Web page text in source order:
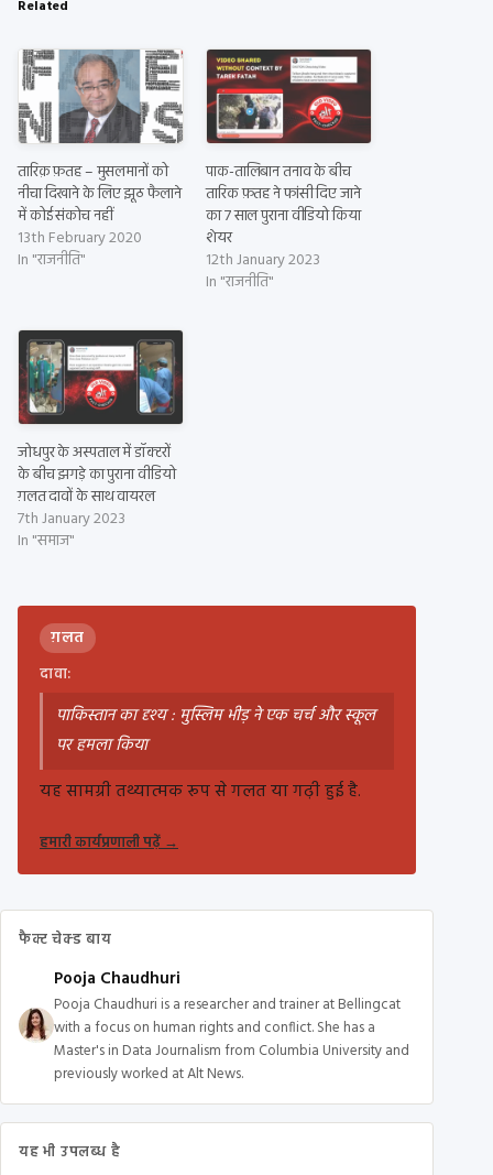
Related
तारिक़ फ़तह – मुसलमानों को
नीचा दिखाने के लिए झूठ फैलाने
में कोई संकोच नहीं
13th February 2020
In "राजनीति"
पाक-तालिबान तनाव के बीच
तारिक फ़तह ने फांसी दिए जाने
का 7 साल पुराना वीडियो किया
शेयर
12th January 2023
In "राजनीति"
जोधपुर के अस्पताल में डॉक्टरों
के बीच झगड़े का पुराना वीडियो
ग़लत दावों के साथ वायरल
7th January 2023
In "समाज"
ग़लत
दावा:
पाकिस्तान का दृश्य : मुस्लिम भीड़ ने एक चर्च और स्कूल
पर हमला किया
यह सामग्री तथ्यात्मक रूप से गलत या गढ़ी हुई है.
हमारी कार्यप्रणाली पढ़ें→
फैक्ट चेक्ड बाय
Pooja Chaudhuri
Pooja Chaudhuri is a researcher and trainer at Bellingcat
with a focus on human rights and conflict. She has a
Master's in Data Journalism from Columbia University and
previously worked at Alt News.
यह भी उपलब्ध है